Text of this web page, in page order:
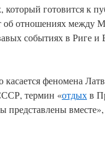
который готовится к
об отношениях между
событиях в Риге и
феномена
термин «отдыхв
представлены